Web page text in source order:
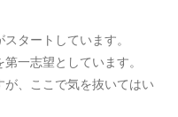
タートしています。
一志望としています。
、ここで気を抜いてはい